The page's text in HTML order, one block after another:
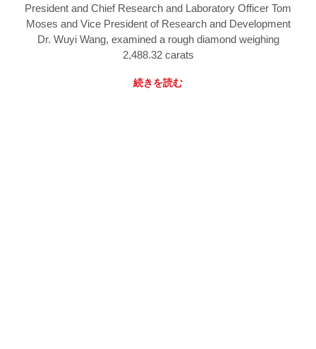
President and Chief Research and Laboratory Officer Tom
Moses and Vice President of Research and Development
Dr. Wuyi Wang, examined a rough diamond weighing
2,488.32 carats
続きを読む